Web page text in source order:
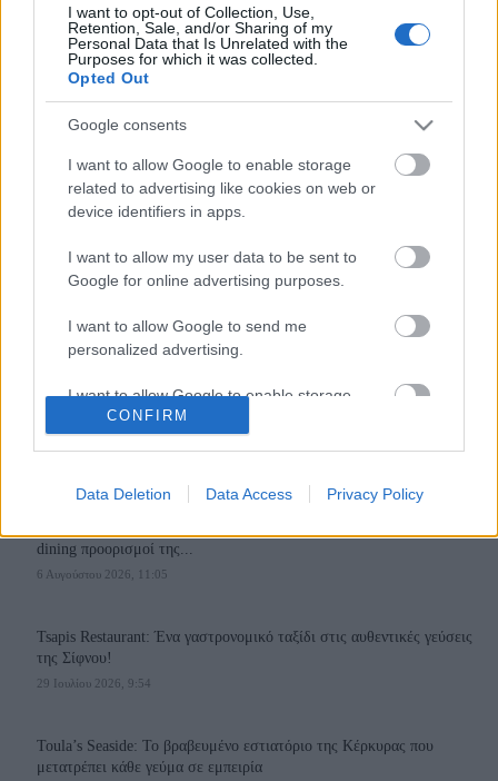
I want to opt-out of Collection, Use,
Retention, Sale, and/or Sharing of my
Personal Data that Is Unrelated with the
Purposes for which it was collected.
Opted Out
Google consents
I want to allow Google to enable storage
related to advertising like cookies on web or
device identifiers in apps.
I want to allow my user data to be sent to
Google for online advertising purposes.
I want to allow Google to send me
personalized advertising.
I want to allow Google to enable storage
related to analytics like cookies on web or
I want to allow Google to enable storage
I want to allow Google to enable storage
related to personalization.
related to security, including authentication
functionality and fraud prevention, and other
CONFIRM
Data Deletion Data Access Privacy Policy
Τάσος Δούσης Blog
Οι «Εικόνες» με τον Τάσο Δούση ταξιδεύουν στο σαγηνευτικό
Σάλτσμπουργκ! Μην χάσετε το επόμενο επεισόδιο! (video)
17 Φεβρουαρίου 2020, 12:35
O Τάσος Δούσης και οι «Εικόνες» ταξιδεύουν στη «Ρώμη των Άλπεων», το
Follow us
dining προορισμοί της...
6 Αυγούστου 2026, 11:05
Tsapis Restaurant: Ένα γαστρονομικό ταξίδι στις αυθεντικές γεύσεις
της Σίφνου!
29 Ιουλίου 2026, 9:54
Toula’s Seaside: Το βραβευμένο εστιατόριο της Κέρκυρας που
μετατρέπει κάθε γεύμα σε εμπειρία